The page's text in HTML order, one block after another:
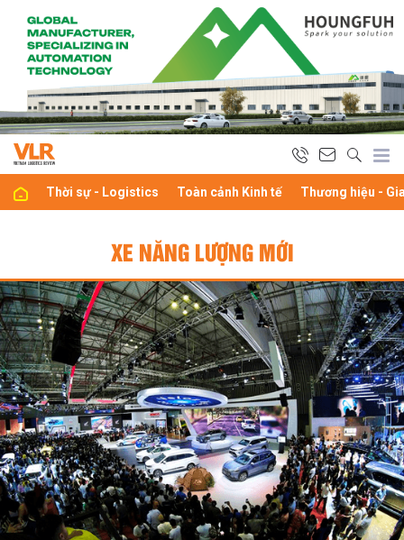
Thời sự - Logistics Toàn cảnh Kinh tế Thương hiệu -
XE NĂNG LƯỢNG MỚI